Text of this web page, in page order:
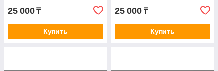
25 000 ₸
Купить
25 000 ₸
Купить